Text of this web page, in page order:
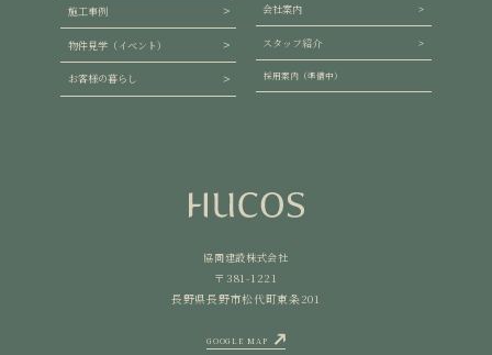
協同建設株式会社
〒381-1221
長野県長野市松代町東条201
GOOGLE MAP
施工事例
物件見学（イベント）
お客様の暮らし
会社案内
スタッフ紹介
採用案内（準備中）